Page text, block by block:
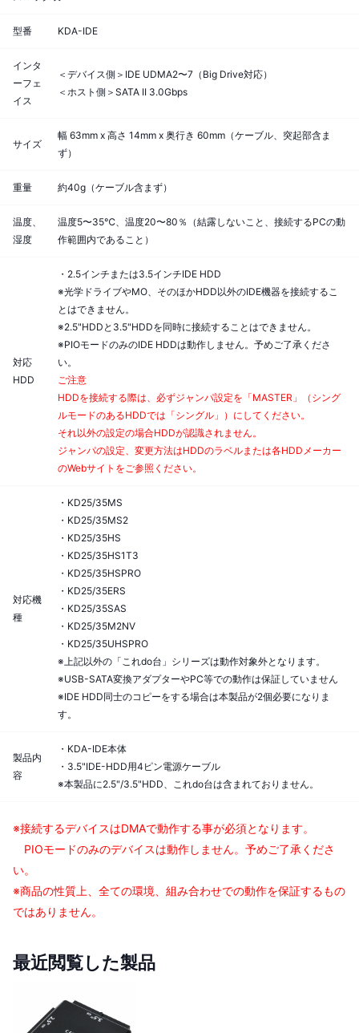
型番 KDA-IDE
インタ
ーフェ
イス
＜デバイス側＞IDE UDMA2〜7（Big Drive対応）
＜ホスト側＞SATA II 3.0Gbps
サイズ
幅 63mm x 高さ 14mm x 奥行き 60mm（ケーブル、突起部含ま
ず）
重量 約40g（ケーブル含まず）
温度、
湿度
温度5〜35℃、温度20〜80％（結露しないこと、接続するPCの動
作範囲内であること）
対応
HDD
・2.5インチまたは3.5インチIDE HDD
※光学ドライブやMO、そのほかHDD以外のIDE機器を接続するこ
とはできません。
※2.5"HDDと3.5"HDDを同時に接続することはできません。
※PIOモードのみのIDE HDDは動作しません。予めご了承くださ
い。
ご注意
HDDを接続する際は、必ずジャンパ設定を「MASTER」（シング
ルモードのあるHDDでは「シングル」）にしてください。
それ以外の設定の場合HDDが認識されません。
ジャンパの設定、変更方法はHDDのラベルまたは各HDDメーカー
のWebサイトをご参照ください。
対応機
種
・KD25/35MS
・KD25/35MS2
・KD25/35HS
・KD25/35HS1T3
・KD25/35HSPRO
・KD25/35ERS
・KD25/35SAS
・KD25/35M2NV
・KD25/35UHSPRO
※上記以外の「これdo台」シリーズは動作対象外となります。
※USB-SATA変換アダプターやPC等での動作は保証していません
※IDE HDD同士のコピーをする場合は本製品が2個必要になりま
す。
製品内
容
・KDA-IDE本体
・3.5"IDE-HDD用4ピン電源ケーブル
※本製品に2.5"/3.5"HDD、これdo台は含まれておりません。
※接続するデバイスはDMAで動作する事が必須となります。
PIOモードのみのデバイスは動作しません。予めご了承くださ
い。
※商品の性質上、全ての環境、組み合わせでの動作を保証するもの
ではありません。
最近閲覧した製品